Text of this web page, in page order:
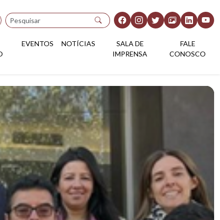
Pesquisar
EVENTOS NOTÍCIAS
SALA DE
IMPRENSA
FALE
CONOSCO